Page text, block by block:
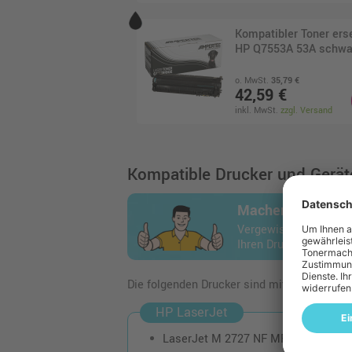
Kompatibler Toner
HP Q7553A 53A
o. MwSt. 35,79 €
42,59 €
inkl. MwSt. zzgl. Versand
Kompatible Drucker und
Machen Sie den
Vergewissern Sie
Ihren Drucker passt.
Die folgenden Drucker sind mit dem
HP LaserJet
LaserJet M 2727 NF MFP